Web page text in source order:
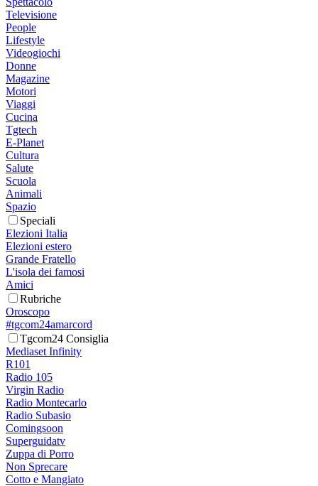
Televisione
People
Lifestyle
Videogiochi
Donne
Magazine
Motori
Viaggi
Cucina
Tgtech
E-Planet
Cultura
Salute
Scuola
Animali
Spazio
Speciali
Elezioni Italia
Elezioni estero
Grande Fratello
L'isola dei famosi
Amici
Rubriche
Oroscopo
#tgcom24amarcord
Tgcom24 Consiglia
Mediaset Infinity
R101
Radio 105
Virgin Radio
Radio Montecarlo
Radio Subasio
Comingsoon
Superguidatv
Zuppa di Porro
Non Sprecare
Cotto e Mangiato